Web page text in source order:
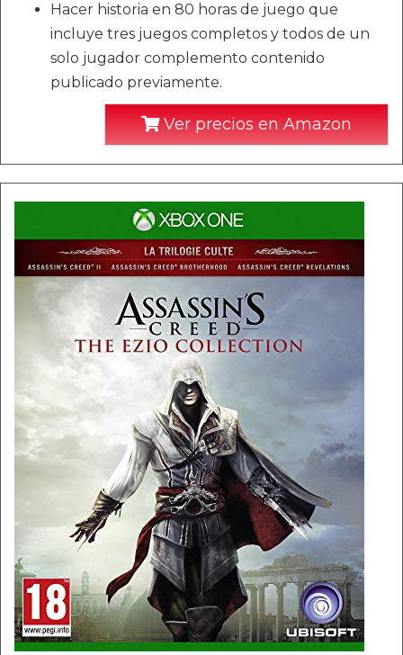
Hacer historia en 80 horas de juego que
incluye tres juegos completos y todos de un
solo jugador complemento contenido
publicado previamente.
Ver precios en Amazon